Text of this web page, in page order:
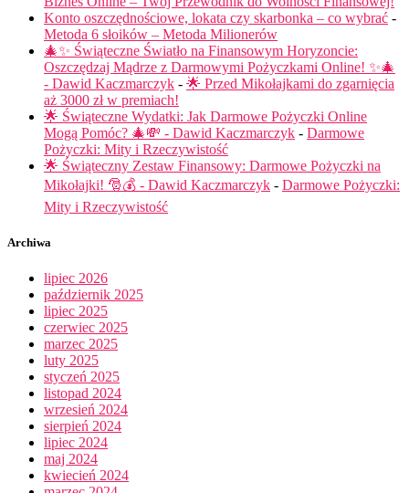
Konto oszczędnościowe, lokata czy skarbonka – co wybrać -
Metoda 6 słoików – Metoda Milionerów
🎄✨ Świąteczne Światło na Finansowym Horyzoncie:
Oszczędzaj Mądrze z Darmowymi Pożyczkami Online! ✨🎄
- Dawid Kaczmarczyk - 🌟 Przed Mikołajkami do zgarnięcia
aż 3000 zł w premiach!
🌟 Świąteczne Wydatki: Jak Darmowe Pożyczki Online
Mogą Pomóc? 🎄💸 - Dawid Kaczmarczyk - Darmowe
Pożyczki: Mity i Rzeczywistość
🌟 Świąteczny Zestaw Finansowy: Darmowe Pożyczki na
Mikołajki! 🎅💰 - Dawid Kaczmarczyk - Darmowe Pożyczki:
Mity i Rzeczywistość
Archiwa
lipiec 2026
październik 2025
lipiec 2025
czerwiec 2025
marzec 2025
luty 2025
styczeń 2025
listopad 2024
wrzesień 2024
sierpień 2024
lipiec 2024
maj 2024
kwiecień 2024